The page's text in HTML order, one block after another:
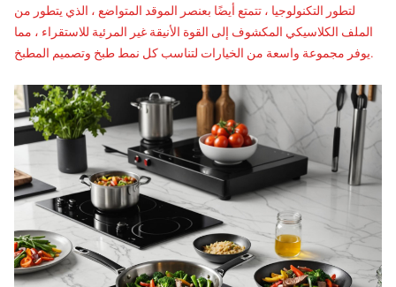
لتطور التكنولوجيا ، تتمتع أيضًا بعنصر الموقد المتواضع ، الذي يتطور من
الملف الكلاسيكي المكشوف إلى القوة الأنيقة غير المرئية للاستقراء ، مما
يوفر مجموعة واسعة من الخيارات لتناسب كل نمط طبخ وتصميم المطبخ.